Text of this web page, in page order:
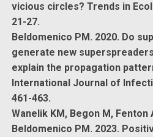
vicious circles? Trends in
21-27.
Beldomenico PM. 2020. Do
generate new
explain the propagation
International Journal of
461-463.
Wanelik KM, Begon M, Fenton
Beldomenico PM. 2023.